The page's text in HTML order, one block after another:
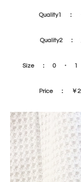
Quality1 ：
Quality2 ：
Size ： 0
Price ： ￥